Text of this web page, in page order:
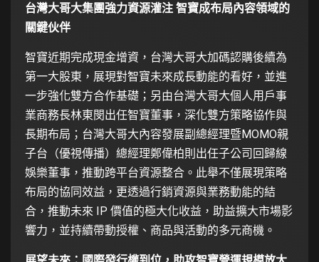
台灣大哥大集團強力資源灌注 智寶成布局內容領域的
關鍵伙伴
智寶近期完成現金增資，台灣大哥大加碼認購後續為
第一大股東，展現對智寶未來成長動能的看好，並進
一步強化雙方合作基礎；另由台灣大哥大個人用戶事
業商務長林東閔出任智寶董事，深化雙方策略協作與
長期布局；台灣大哥大內容發展副總經理暨MOMO親
子台（優視傳播）總經理鄭偉柏則出任子公司回歸線
娛樂董事，推動跨平台資源整合。此舉不僅展現策略
布局的協同效益，更透過行銷資源與業務動能的結
合，推動未來 IP 價值的極大化收益，助益擴大市場影
響力，並持續帶動授權、商品與活動的多元商機。